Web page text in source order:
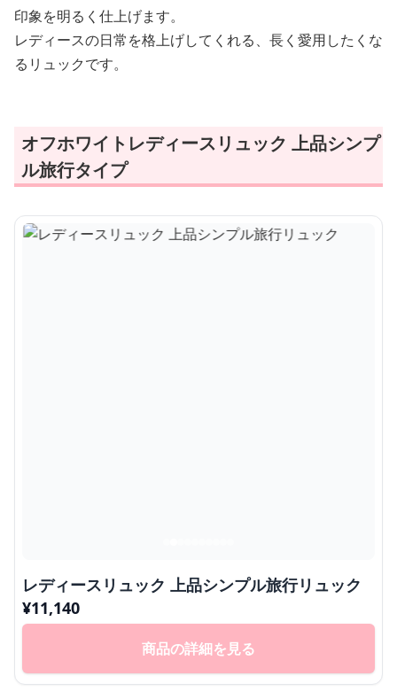
印象を明るく仕上げます。
レディースの日常を格上げしてくれる、長く愛用したくな
るリュックです。
オフホワイトレディースリュック 上品シンプ
ル旅行タイプ
レディースリュック 上品シンプル旅行リュック
¥11,140
商品の詳細を見る